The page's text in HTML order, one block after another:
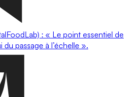
: « Le point essentiel de
passage à l’échelle ».